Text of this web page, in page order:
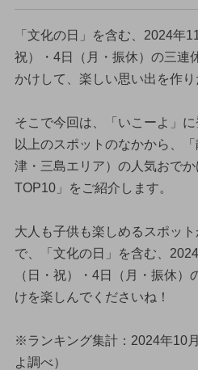
「文化の日」を含む、2024年
祝）・4日（月・振休）の三連
かけして、楽しい思い出を作り
そこで今回は、「いこーよ」
以上のスポットのなかから、
津・三島エリア）の人気おで
TOP10」をご紹介します。
大人も子供も楽しめるスポッ
で、「文化の日」を含む、
（日・祝）・4日（月・振休
けを楽しんでくださいね！
※ランキング集計：2024年10
よ調べ）